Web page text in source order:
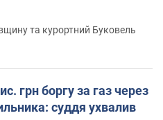
та курортний Буковель
грн боргу за газ через
суддя ухвалив